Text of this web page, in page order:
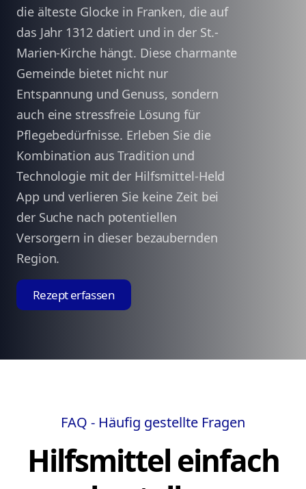
die älteste Glocke in Franken, die auf
das Jahr 1312 datiert und in der St.-
Marien-Kirche hängt. Diese charmante
Gemeinde bietet nicht nur
Entspannung und Genuss, sondern
auch eine stressfreie Lösung für
Pflegebedürfnisse. Erleben Sie die
Kombination aus Tradition und
Technologie mit der Hilfsmittel-Held
App und verlieren Sie keine Zeit bei
der Suche nach potentiellen
Versorgern in dieser bezaubernden
Region.
Rezept erfassen
FAQ - Häufig gestellte Fragen
Hilfsmittel einfach